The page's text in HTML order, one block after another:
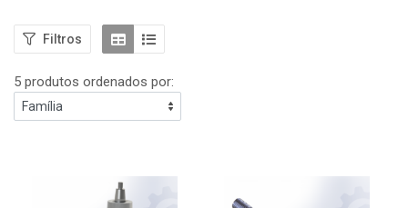
Filtros
5 produtos ordenados por: